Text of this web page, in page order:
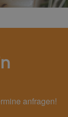
anfragen!